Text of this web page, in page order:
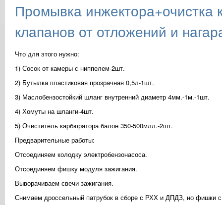
Промывка инжектора+очистка
клапанов от отложений и
Что для этого нужно:
1) Сосок от камеры с ниппелем-2шт.
2) Бутылка пластиковая прозрачная 0,5л-1шт.
3) Маслобензостойкий шланг внутренний диаметр 4мм.-1м.-1шт.
4) Хомуты на шланги-4шт.
5) Очиститель карбюратора балон 350-500млл.-2шт.
Предварительные работы:
Отсоединяем колодку электробензонасоса.
Отсоединяем фишку модуля зажигания.
Выворачиваем свечи зажигания.
Снимаем дроссельный патрубок в сборе с РХХ и ДПДЗ, но фишки